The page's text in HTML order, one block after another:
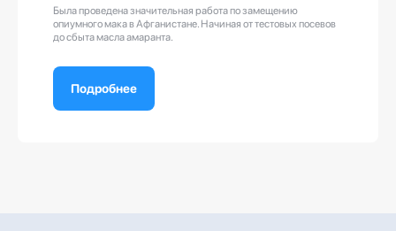
Была проведена значительная работа по замещению
опиумного мака в Афганистане. Начиная от тестовых посевов
до сбыта масла амаранта.
Подробнее